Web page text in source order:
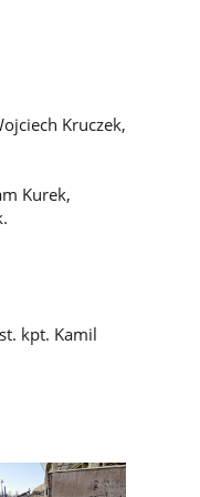
Kruczek,
Kurek,
kpt. Kamil